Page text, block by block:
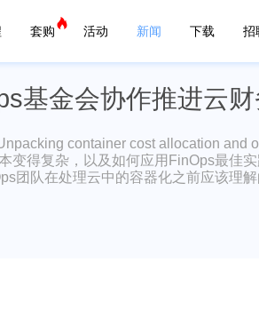
套购 活动 新闻 下载 招
基金会协作推进云
container cost allocation and
变得复杂，以及如何应用FinOps最佳
团队在处理云中的容器化之前应该理解